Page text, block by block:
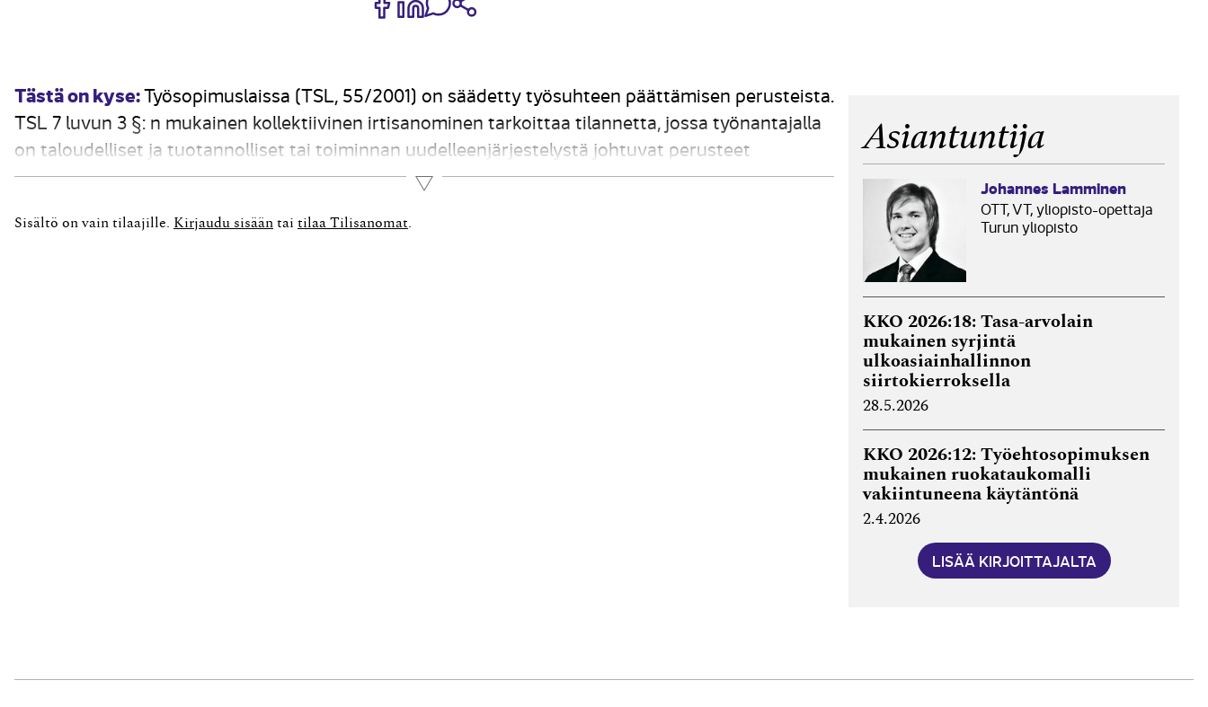
Tästä on kyse:Työsopimuslaissa (TSL, 55/2001) on säädetty työsuhteen päättämisen perusteista.
TSL 7 luvun 3 §: n mukainen kollektiivinen irtisanominen tarkoittaa tilannetta, jossa työnantajalla
on taloudelliset ja tuotannolliset tai toiminnan uudelleenjärjestelystä johtuvat perusteet
työsuhteen päättämiseen. Työntekijälle tarjolla olevan työn tulee tällaisessa irtisanomistilanteessa
Lue lisää
Sisältö on vain tilaajille. Kirjaudu sisään tai tilaa Tilisanomat
Asiantuntija
Johannes Lamminen
OTT, VT, yliopisto-opettaja
Turun yliopisto
KKO 2026:18: Tasa-arvolain
mukainen syrjintä
ulkoasiainhallinnon
siirtokierroksella
28.5.2026
KKO 2026:12: Työehtosopimuksen
mukainen ruokataukomalli
vakiintuneena käytäntönä
2.4.2026
LISÄÄ KIRJOITTAJALTA